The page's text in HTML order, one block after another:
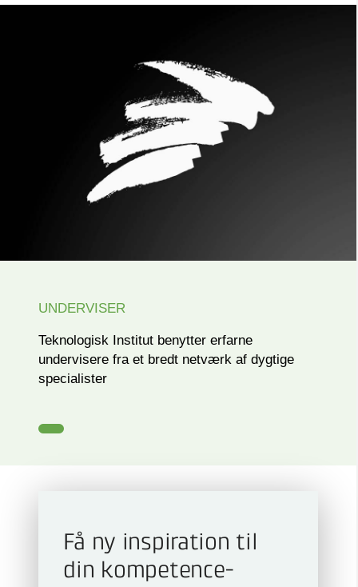
UNDERVISER
Teknologisk Institut benytter erfarne
undervisere fra et bredt netværk af dygtige
specialister
Få ny inspiration til
din kompetence­